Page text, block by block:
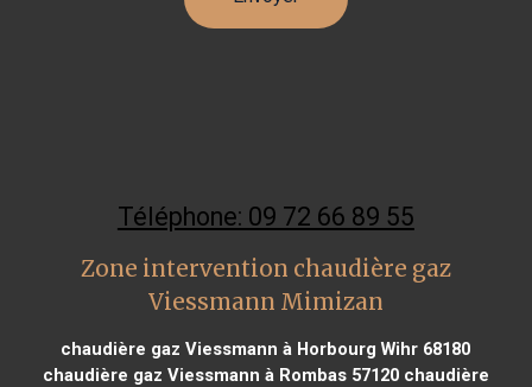
Téléphone: 09 72 66 89 55
Zone intervention chaudière gaz
Viessmann Mimizan
chaudière gaz Viessmann à Horbourg Wihr 68180
chaudière gaz Viessmann à Rombas 57120chaudière